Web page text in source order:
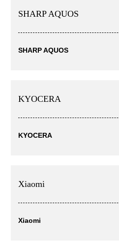
SHARP AQUOS
SHARP AQUOS
KYOCERA
KYOCERA
Xiaomi
Xiaomi